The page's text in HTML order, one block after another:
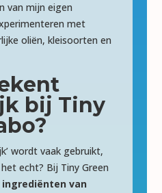
van mijn eigen
met
oliën, kleisoorten en
bij Tiny
wordt vaak gebruikt,
echt? Bij Tiny Green
ingrediënten van